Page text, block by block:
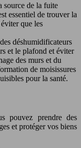
source de la fuite
essentiel de trouver la
que les
déshumidificateurs
et le plafond et éviter
des murs et du
de moisissures
pour la santé.
pouvez prendre des
et protéger vos biens